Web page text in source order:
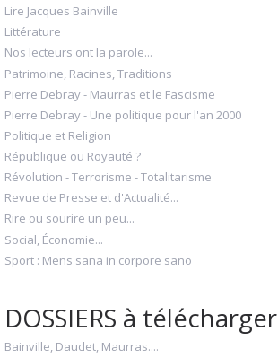
Lire Jacques Bainville
Littérature
Nos lecteurs ont la parole...
Patrimoine, Racines, Traditions
Pierre Debray - Maurras et le Fascisme
Pierre Debray - Une politique pour l'an 2000
Politique et Religion
République ou Royauté ?
Révolution - Terrorisme - Totalitarisme
Revue de Presse et d'Actualité...
Rire ou sourire un peu...
Social, Économie...
Sport : Mens sana in corpore sano
DOSSIERS à télécharger
Bainville, Daudet, Maurras....